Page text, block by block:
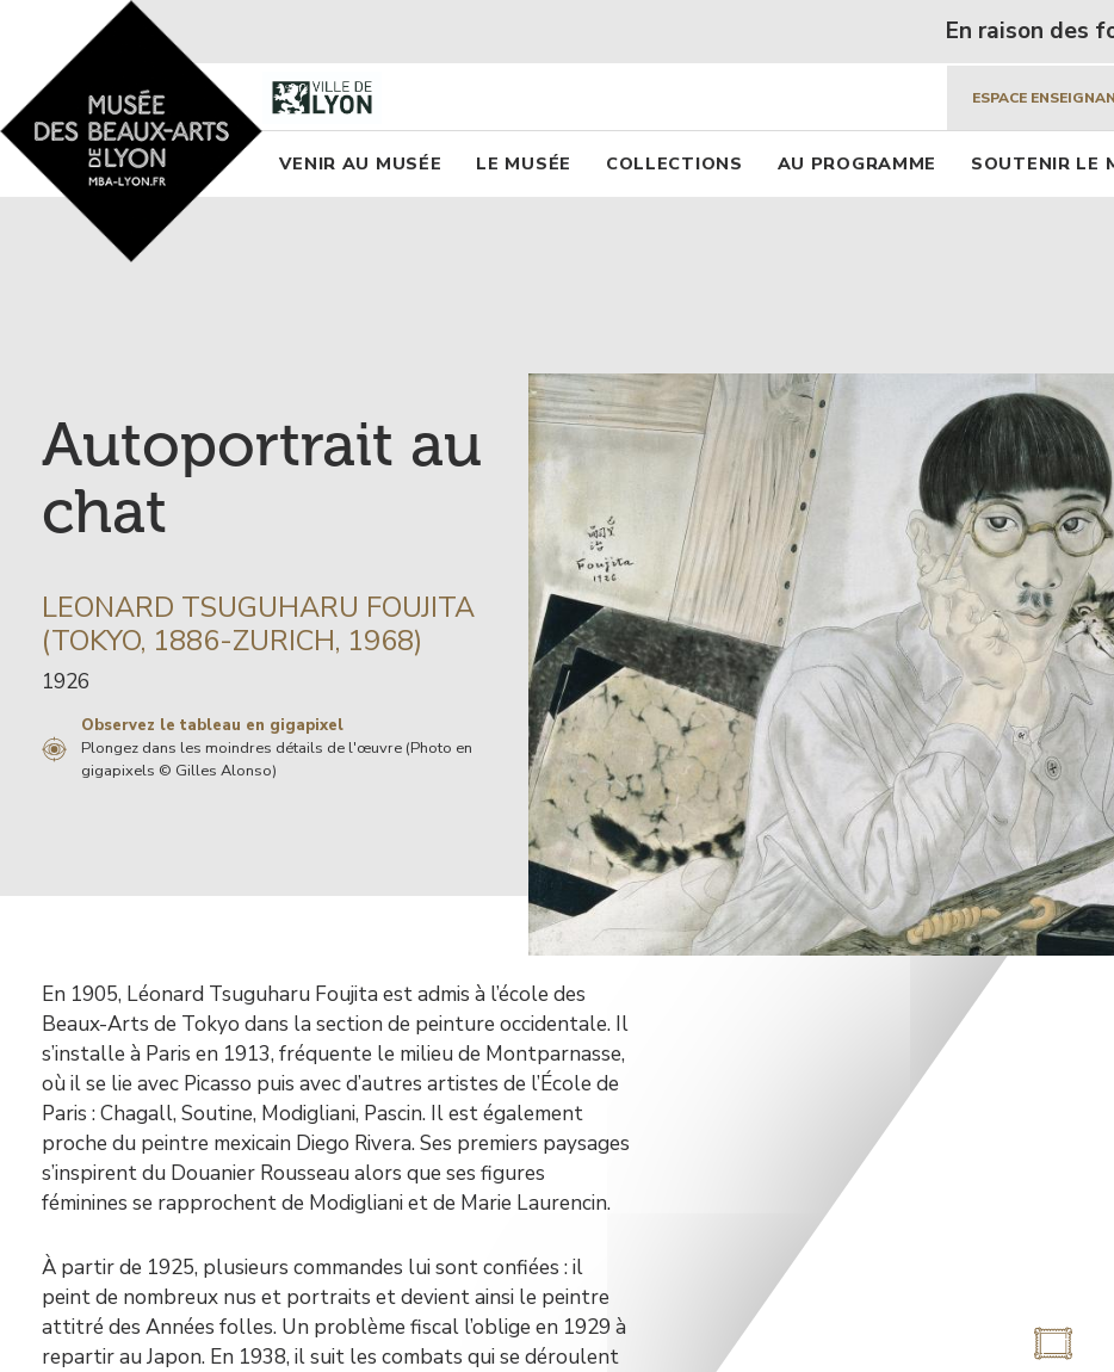
Accueil - Site musée des beaux arts de LyonEn raison des fortes
ESPACE
Menu principal
VENIR AU MUSÉE LE MUSÉE COLLECTIONS AU PROGRAMME SOUTENIR LE
Autoportrait au
chat
INFORMATION
SUR
L’ARTISTE
LEONARD TSUGUHARU FOUJITA
(TOKYO, 1886-ZURICH, 1968)
Date
l’œuvre
1926
Observez le tableau en gigapixel
Plongez dans les moindres détails de l'œuvre (Photo en
gigapixels © Gilles Alonso)
Contenu
En 1905, Léonard Tsuguharu Foujita est admis à l’école des
Beaux-Arts de Tokyo dans la section de peinture occidentale. Il
s’installe à Paris en 1913, fréquente le milieu de Montparnasse,
où il se lie avec Picasso puis avec d’autres artistes de l’École de
Paris : Chagall, Soutine, Modigliani, Pascin. Il est également
proche du peintre mexicain Diego Rivera. Ses premiers paysages
s’inspirent du Douanier Rousseau alors que ses figures
féminines se rapprochent de Modigliani et de Marie Laurencin.
À partir de 1925, plusieurs commandes lui sont confiées : il
peint de nombreux nus et portraits et devient ainsi le peintre
attitré des Années folles. Un problème fiscal l’oblige en 1929 à
repartir au Japon. En 1938, il suit les combats qui se déroulent